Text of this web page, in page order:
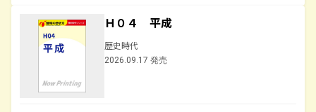
Ｈ０４ 平成
歴史時代
2026.09.17 発売